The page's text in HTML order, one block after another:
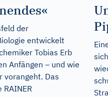
der
entwickelt
Tobias Erb
Anfängen – und wie
vorangeht. Das
RAINER